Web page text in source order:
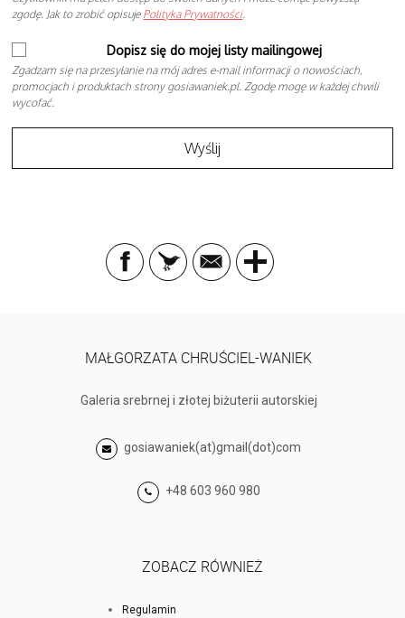
zgodę. Jak to zrobić opisuje Polityka Prywatności.
Dopisz się do mojej listy mailingowej
Zgadzam się na przesyłanie na mój adres e-mail informacji o nowościach,
promocjach i produktach strony gosiawaniek.pl. Zgodę mogę w każdej chwili
wycofać.
MAŁGORZATA CHRUŚCIEL-WANIEK
Galeria srebrnej i złotej biżuterii autorskiej
gosiawaniek(at)gmail(dot)com
+48 603 960 980
ZOBACZ RÓWNIEŻ
Regulamin